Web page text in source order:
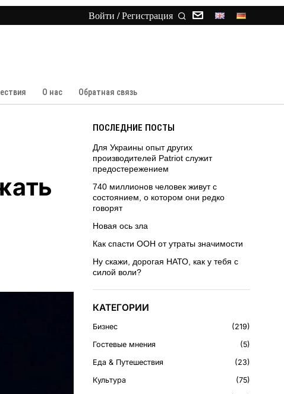
Войти / Регистрация
О нас Обратная связь
ПОСЛЕДНИЕ ПОСТЫ
Для Украины опыт других
производителей Patriot служит
предостережением
740 миллионов человек живут с
состоянием, о котором они редко
говорят
Новая ось зла
Как спасти ООН от утраты значимости
Ну скажи, дорогая НАТО, как у тебя с
силой воли?
КАТЕГОРИИ
Бизнес
219
Гостевые мнения
5
Еда & Путешествия
23
Культура
75